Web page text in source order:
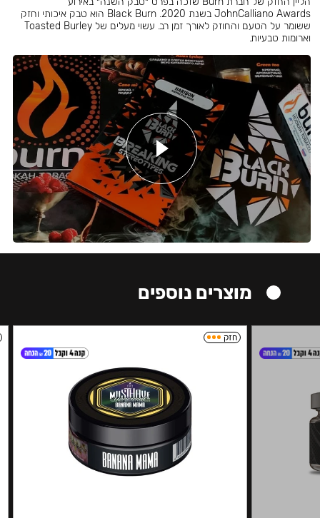
JohnCalliano Awards בשנת 2020. Black Burn הוא טבק איכותי וחזק
ששומר על הטעם והחוזק לאורך זמן רב. עשוי מעלים של Toasted Burley
וארומות טבעיות.
מוצרים נוספים
חזק